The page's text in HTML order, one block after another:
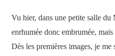
Vu hier, dans une petite salle
enrhumée donc embrumée,
Dès les premières images, je